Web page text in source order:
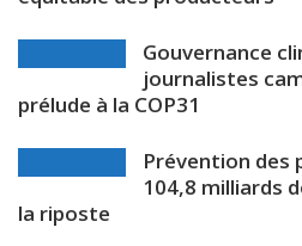
Gouvernance
journalistes
prélude à la COP31
Prévention des
104,8 milliards
la riposte